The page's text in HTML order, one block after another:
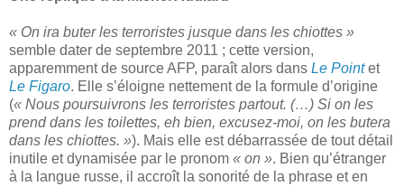
« On ira buter les terroristes jusque dans les chiottes »
semble dater de septembre 2011 ; cette version,
apparemment de source AFP, paraît alors dans Le Pointet
Le Figaro. Elle s’éloigne nettement de la formule d’origine
(« Nous poursuivrons les terroristes partout. (…) Si on les
prend dans les toilettes, eh bien, excusez-moi, on les butera
dans les chiottes. »). Mais elle est débarrassée de tout détail
inutile et dynamisée par le pronom « on ». Bien qu’étranger
à la langue russe, il accroît la sonorité de la phrase et en